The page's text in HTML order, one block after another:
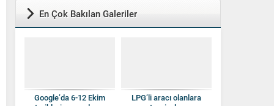
En Çok Bakılan Galeriler
Google’da 6-12 Ekim
LPG’li aracı olanlara